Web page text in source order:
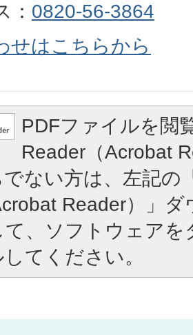
： 0820-56-3864
せはこちらから
PDFファイルを閲
Reader（Acrobat
ない方は、左記の
Reader）」
て、ソフトウェア
てください。